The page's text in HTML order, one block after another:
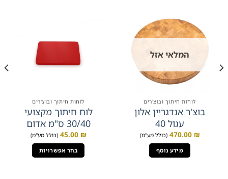
המלאי אזל
לוחות חיתוך ובוצ'רים
בוצ'ר אנדגריין אלון
עגול 40
470.00 ₪
(כולל מע"מ)
מידע נוסף
לוחות חיתוך ובוצ'רים
לוח חיתוך מקצועי
30/40 ס"מ אדום
45.00 ₪
(כולל מע"מ)
בחר אפשרויות